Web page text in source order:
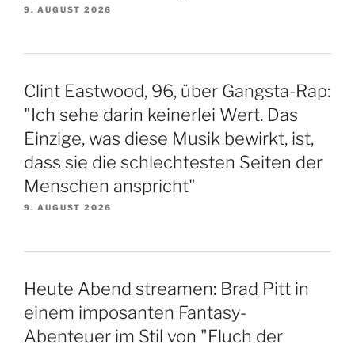
9. AUGUST 2026
Clint Eastwood, 96, über Gangsta-Rap:
"Ich sehe darin keinerlei Wert. Das
Einzige, was diese Musik bewirkt, ist,
dass sie die schlechtesten Seiten der
Menschen anspricht"
9. AUGUST 2026
Heute Abend streamen: Brad Pitt in
einem imposanten Fantasy-
Abenteuer im Stil von "Fluch der